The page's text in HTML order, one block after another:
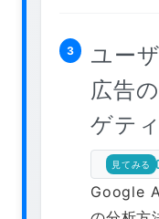
3
ユー
広告
ゲテ
見てみる
Google